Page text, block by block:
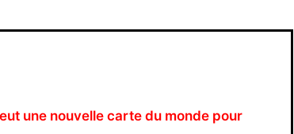
une nouvelle carte du monde pour